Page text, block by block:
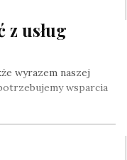
usług
wyrazem naszej
wsparcia